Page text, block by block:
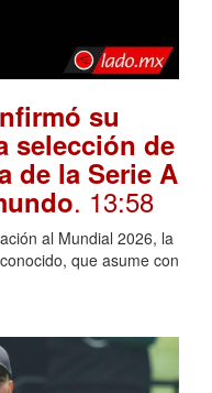
su
selección de
de la Serie A
. 13:58
al Mundial 2026, la
que asume con